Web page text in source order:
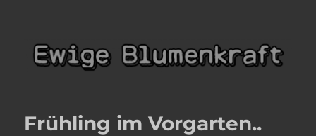
Ewige Blumenkraft
Frühling im Vorgarten..